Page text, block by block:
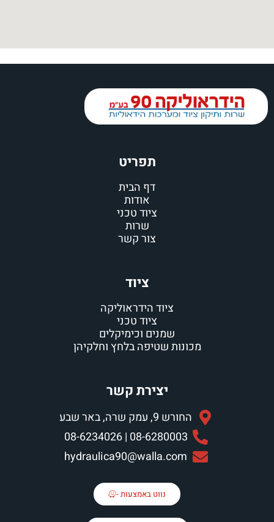
תפריט
דף הבית
אודות
ציוד טכני
שרות
צור קשר
ציוד
ציוד הידראוליקה
ציוד טכני
שמנים וכימיקלים
מכונות שטיפה בלחץ וחלקיהן
יצירת קשר
החורש 9, עמק שרה, באר שבע
08-6280003 | 08-6234026
hydraulica90@walla.com
נווט באמצעות -